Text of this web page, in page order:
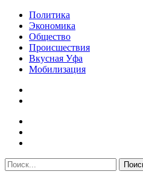
Политика
Экономика
Общество
Происшествия
Вкусная Уфа
Мобилизация